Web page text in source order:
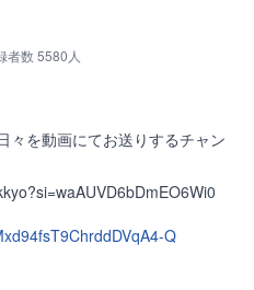
者数 5580人
々を動画にてお送りするチャン
Q